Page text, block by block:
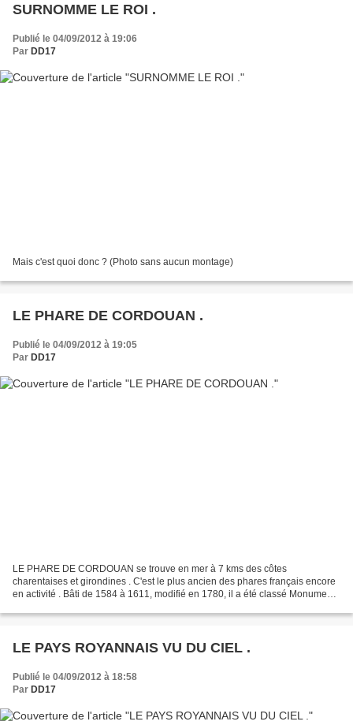
SURNOMME LE ROI .
Publié le 04/09/2012 à 19:06
Par DD17
Mais c'est quoi donc ? (Photo sans aucun montage)
LE PHARE DE CORDOUAN .
Publié le 04/09/2012 à 19:05
Par DD17
LE PHARE DE CORDOUAN se trouve en mer à 7 kms des côtes
charentaises et girondines . C'est le plus ancien des phares français encore
en activité . Bâti de 1584 à 1611, modifié en 1780, il a été classé Monument
LE PAYS ROYANNAIS VU DU CIEL .
Publié le 04/09/2012 à 18:58
Par DD17